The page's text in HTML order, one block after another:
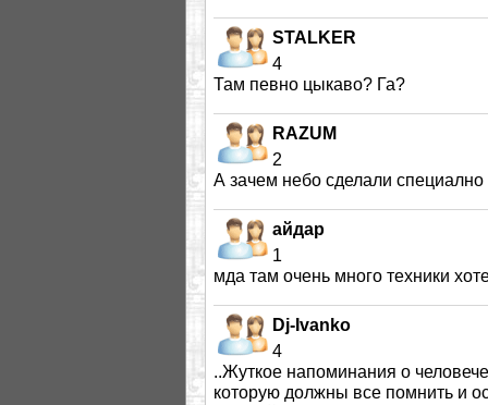
STALKER
4
Там певно цыкаво? Га?
RAZUM
2
А зачем небо сделали
айдар
1
мда там очень много техники
Dj-Ivanko
4
..Жуткое напоминания о
которую должны все помнить и